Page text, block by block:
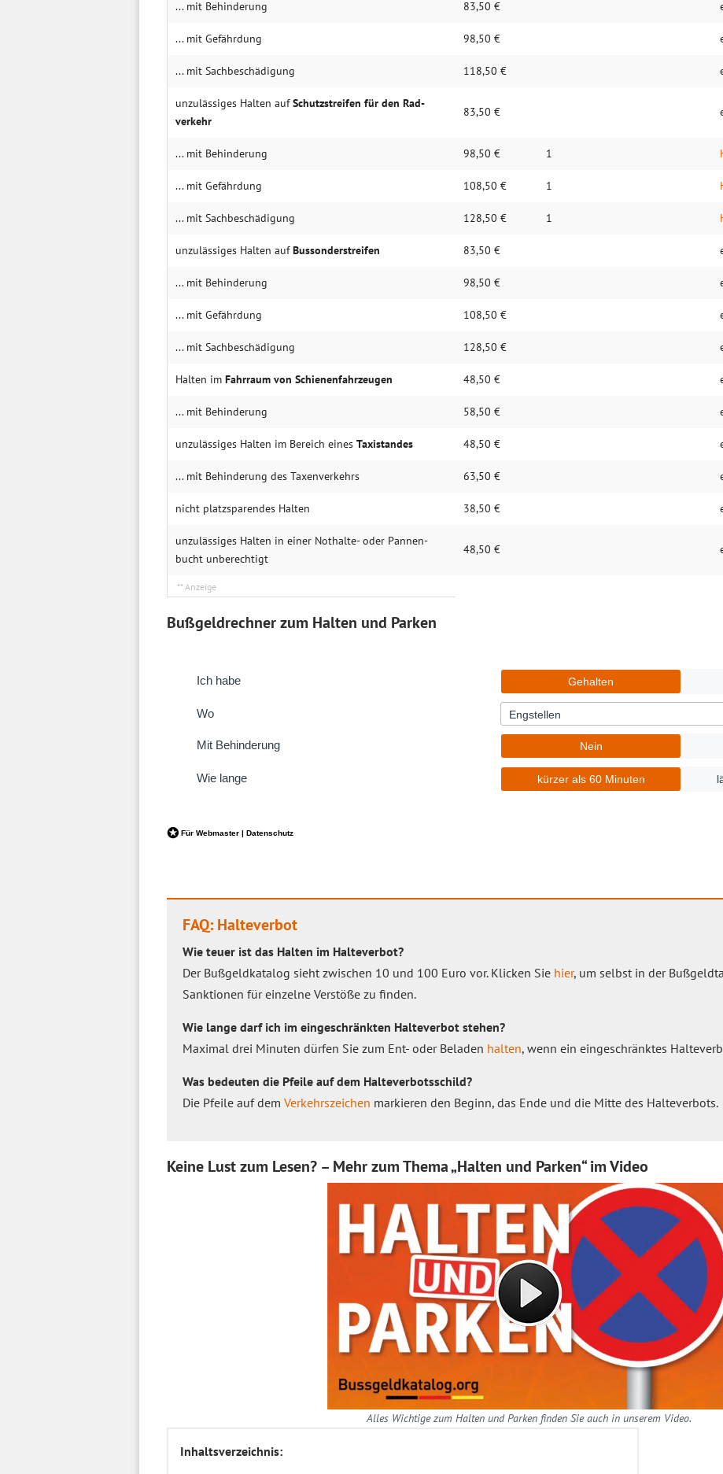
... mit Behin­derung 83,50 €
... mit Gefähr­dung 98,50 €
... mit Sachbe­schädigung 118,50 €
unzulässiges Halten aufSchutz­streifen für den Rad­
verkehr
83,50 €
... mit Behin­derung 98,50 € 1
... mit Gefähr­dung 108,50 € 1
... mit Sachbe­schädigung 128,50 € 1
unzulässiges Halten aufBus­sonder­streifen 83,50 €
... mit Behin­derung 98,50 €
... mit Gefähr­dung 108,50 €
... mit Sachbe­schädigung 128,50 €
Halten im Fahr­raum von Schienen­fahrzeugen 48,50 €
... mit Behin­derung 58,50 €
unzulässiges Halten im Be­reich eines Taxi­stan­des 48,50 €
... mit Be­hin­de­rung des Taxen­ver­kehrs 63,50 €
nicht platz­sparendes Halten 38,50 €
unzulässiges Halten in einer Not­halte- oder Pannen­
bucht unbe­rechtigt
48,50 €
Bußgeldrechner zum Halten und Parken
FAQ: Halteverbot
Wie teuer ist das Halten im Halteverbot?
Der Bußgeldkatalog sieht zwischen 10 und 100 Euro vor. Klicken Sie hier, um selbst in der
Sanktionen für einzelne Verstöße zu finden.
Wie lange darf ich im eingeschränkten Halteverbot stehen?
Maximal drei Minuten dürfen Sie zum Ent- oder Beladen halten, wenn ein eingeschränktes
Was bedeuten die Pfeile auf dem Halteverbotsschild?
Die Pfeile auf dem Verkehrszeichen markieren den Beginn, das Ende und die Mitte des Halteverbots.
Keine Lust zum Lesen? – Mehr zum Thema „Halten und Parken“ im Video
Alles Wichtige zum Halten und Parken finden Sie auch in unserem Video.
Inhaltsverzeichnis: